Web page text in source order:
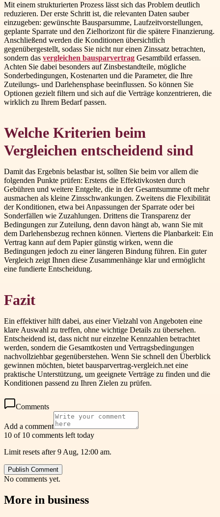
Mit einem strukturierten Prozess lässt sich das Problem deutlich
reduzieren. Der erste Schritt ist, die relevanten Daten sauber
einzugeben: gewünschte Bausparsumme, Laufzeitvorstellungen,
geplante Sparrate und den Zielhorizont für die spätere Finanzierung.
Anschließend werden die Konditionen übersichtlich
gegenübergestellt, sodass Sie nicht nur einen Zinssatz betrachten,
sondern das vergleichen bausparvertrag Gesamtbild erfassen.
Achten Sie dabei besonders auf Zinsbestandteile, mögliche
Sonderbedingungen, Kostenarten und die Parameter, die Ihre
Zuteilungs- und Darlehensphase beeinflussen. So können Sie
Optionen gezielt filtern und sich auf die Verträge konzentrieren, die
wirklich zu Ihrem Bedarf passen.
Welche Kriterien beim
Vergleichen entscheidend sind
Damit das Ergebnis belastbar ist, sollten Sie beim vor allem die
folgenden Punkte prüfen: Erstens die Effektivkosten durch
Gebühren und weitere Entgelte, die in der Gesamtsumme oft mehr
ausmachen als kleine Zinsschwankungen. Zweitens die Flexibilität
der Konditionen, etwa bei Anpassungen der Sparrate oder bei
Sonderfällen wie Zuzahlungen. Drittens die Transparenz der
Bedingungen zur Zuteilung, denn davon hängt ab, wann Sie mit
dem Darlehensbezug rechnen können. Viertens die Planbarkeit: Ein
Vertrag kann auf dem Papier günstig wirken, wenn die
Bedingungen jedoch zu einer längeren Bindung führen. Ein guter
Vergleich zeigt Ihnen diese Zusammenhänge klar und ermöglicht
eine fundierte Entscheidung.
Fazit
Ein effektiver hilft dabei, aus einer Vielzahl von Angeboten eine
klare Auswahl zu treffen, ohne wichtige Details zu übersehen.
Entscheidend ist, dass nicht nur einzelne Kennzahlen betrachtet
werden, sondern die Gesamtkosten und Vertragsbedingungen
nachvollziehbar gegenüberstehen. Wenn Sie schnell den Überblick
gewinnen möchten, bietet bausparvertrag-vergleich.net eine
praktische Unterstützung, um geeignete Verträge zu finden und die
Konditionen passend zu Ihren Zielen zu prüfen.
Comments
Add a comment
10 of 10 comments left today
Limit resets after 9 Aug, 12:00 am.
Publish Comment
No comments yet.
More in business